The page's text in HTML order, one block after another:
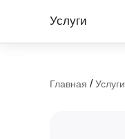
Услуги
Главная /Услуги